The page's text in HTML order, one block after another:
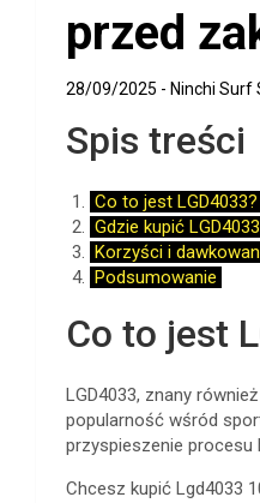
przed
28/09/2025 Ninchi Surf
Spis treści
Co to jest LGD4033?
Gdzie kupić
Korzyści i
Podsumowanie
Co to jest
LGD4033, znany
popularność wśród
przyspieszenie procesu
Chcesz kupić Lgd4033